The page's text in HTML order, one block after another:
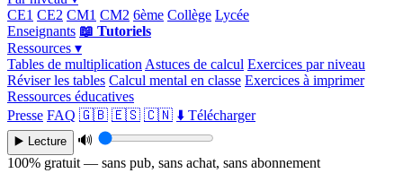
CE1 CE2 CM1 CM2 6ème Collège Lycée
Enseignants 📖 Tutoriels
Ressources ▾
Tables de multiplication Astuces de calcul Exercices par niveau
Réviser les tables Calcul mental en classe Exercices à imprimer
Ressources éducatives
Presse FAQ 🇬🇧 🇪🇸 🇨🇳 ⬇️ Télécharger
▶️ Lecture
🔊
100% gratuit — sans pub, sans achat, sans abonnement